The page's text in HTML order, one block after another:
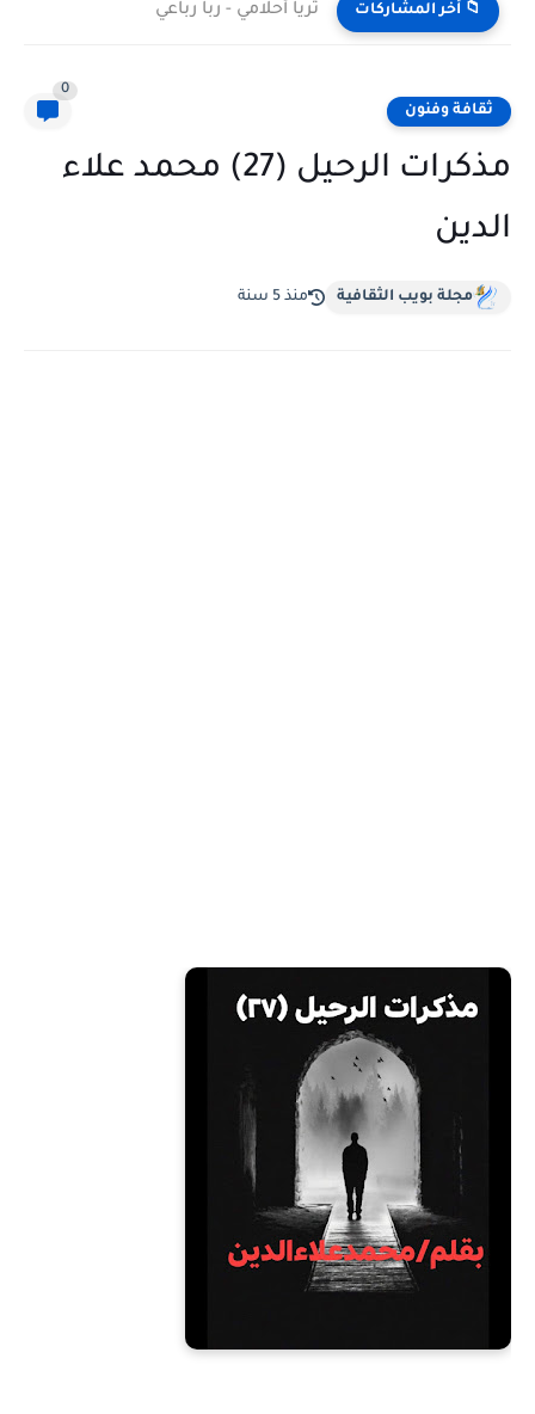
📁 أخر المشاركات ثريا أحلامي - ربا رباعي
ثقافة وفنون
0
مذكرات الرحيل (27) محمد علاء
الدين
مجلة بويب الثقافية منذ 5 سنة